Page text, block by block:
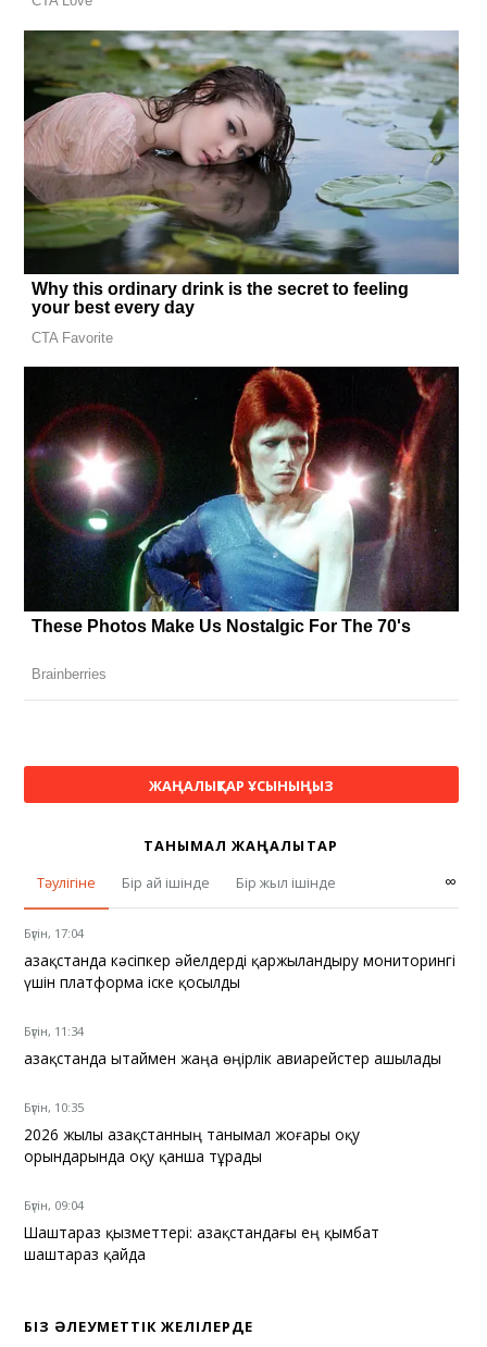
ЖАҢАЛЫҚТАР ҰСЫНЫҢЫЗ
ТАНЫМАЛ ЖАҢАЛЫҚТАР
Тәулігіне
Бір ай ішінде Бір жыл ішінде ∞
Бүгін, 17:04
Қазақстанда кәсіпкер әйелдерді қаржыландыру мониторингі
үшін платформа іске қосылды
Бүгін, 11:34
Қазақстанда Қытаймен жаңа өңірлік авиарейстер ашылады
Бүгін, 10:35
2026 жылы Қазақстанның танымал жоғары оқу
орындарында оқу қанша тұрады
Бүгін, 09:04
Шаштараз қызметтері: Қазақстандағы ең қымбат
шаштараз қайда
БІЗ ӘЛЕУМЕТТІК ЖЕЛІЛЕРДЕ